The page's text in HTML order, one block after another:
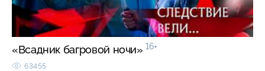
«Всадник багровой ночи» 16+
63455